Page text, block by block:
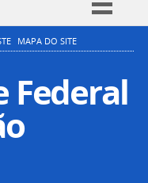
Simplifique!
Participe
à informação
Legislação
MAPA DO SITE
Federal